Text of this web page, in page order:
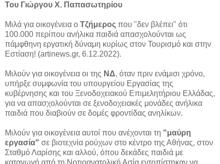
Του Γιώργου X. Παπασωτηρίου
Μιλά για οικογένεια ο Τζήμερος που "δεν βλέπει" ότι
100.000 περίπου ανήλικα παιδιά απασχολούνται ως
πάμφθηνη εργατική δύναμη κυρίως στον Τουρισμό και στην
Εστίαση! (artinews.gr, 6.12.2022).
Μιλούν για οικογένεια οι της ΝΔ, όταν πριν ενάμισι χρόνο,
υπήρξε συμφωνία του υπουργείου Εργασίας της
κυβέρνησης και του Ξενοδοχειακού Επιμελητήριου Ελλάδας,
για να απασχολούνται σε ξενοδοχειακές μονάδες ανήλικα
παιδιά που διαβιούν σε δομές φροντίδας ανηλίκων.
Μιλούν για οικογένεια αυτοί που ανέχονται τη "μαύρη
εργασία" σε βιοτεχνία ρούχων στο κέντρο της Αθήνας, στον
Σταθμό Λαρίσης και αλλού, όπου δεκάδες παιδιά με